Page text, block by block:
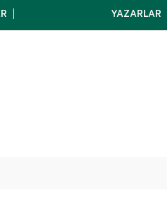
YAZARLAR